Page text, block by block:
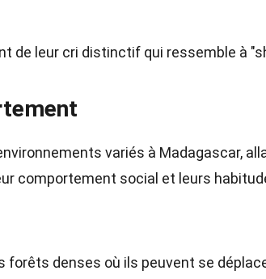
de leur cri distinctif qui ressemble à
variés à Madagascar,
comportement social et leurs
forêts denses où ils peuvent se